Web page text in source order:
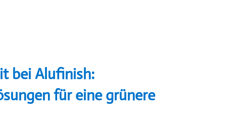
bei Alufinish:
für eine grünere